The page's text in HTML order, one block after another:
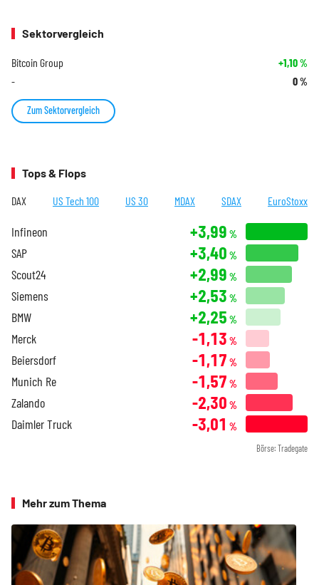
Sektorvergleich
Bitcoin Group +1,10%
- 0%
Zum Sektorvergleich
Tops & Flops
DAX US Tech 100 US 30 MDAX SDAX EuroStoxx
Infineon +3,99 %
SAP +3,40 %
Scout24 +2,99 %
Siemens +2,53 %
BMW +2,25 %
Merck -1,13 %
Beiersdorf -1,17 %
Munich Re -1,57 %
Zalando -2,30 %
Daimler Truck -3,01 %
Börse: Tradegate
Mehr zum Thema